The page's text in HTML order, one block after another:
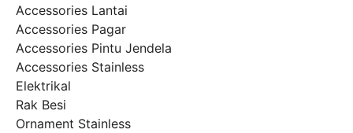
Accessories Lantai
Accessories Pagar
Accessories Pintu Jendela
Accessories Stainless
Elektrikal
Rak Besi
Ornament Stainless